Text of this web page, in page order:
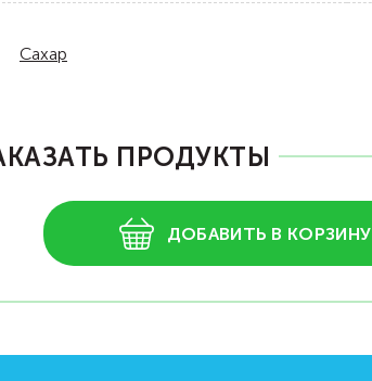
Сахар
ПРОДУКТЫ
ДОБАВИТЬ В КОРЗИНУ